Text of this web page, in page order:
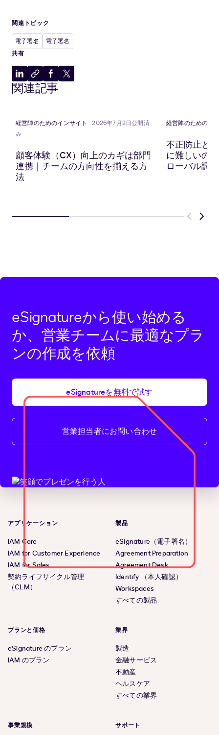
関連トピック
電子署名
電子署名
共有
LinkedIn
に
ク
リ
ボ
に
コ
ピ
Facebook
に
X
関連記事
経営陣のためのインサイト
2026年7月2日公開済
み
顧客体験（CX）向上のカギは部門
連携｜チームの方向性を揃える方
法
経営陣のためのイ
不正防止と
に難しいの
ローバル調
Previous
Next
eSignatureから使い始める
か、営業チームに最適なプラ
ンの作成を依頼
eSignatureを無料で試す
営業担当者にお問い合わせ
アプリケーション
IAM Core
IAM for Customer Experience
IAM for Sales
契約ライフサイクル管理
（CLM）
製品
eSignature（電子署名）
Agreement Preparation
Agreement Desk
Identify （本人確認）
Workspaces
すべての製品
プランと価格
eSignature のプラン
IAM のプラン
業界
製造
金融サービス
不動産
ヘルスケア
すべての業界
事業規模 サポート